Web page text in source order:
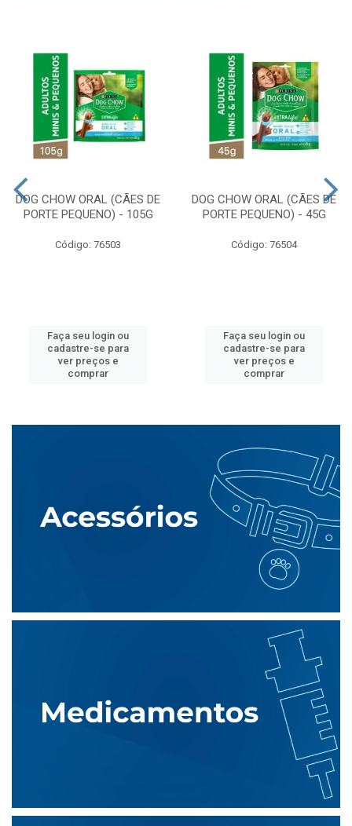
DOG CHOW ORAL (CÃES DE
PORTE PEQUENO) - 105G
Código: 76503
Faça seu login ou
cadastre-se para
ver preços e
comprar
DOG CHOW ORAL (CÃES DE
PORTE PEQUENO) - 45G
Código: 76504
Faça seu login ou
cadastre-se para
ver preços e
comprar